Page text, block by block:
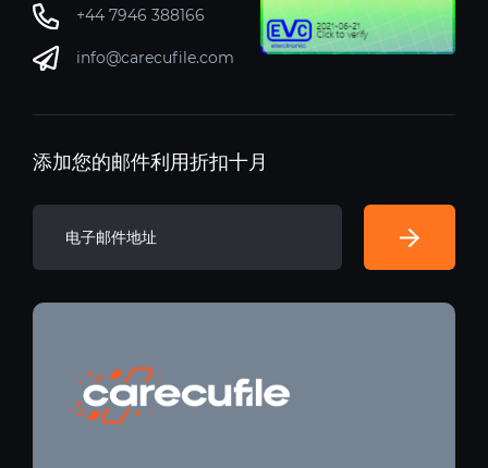
+44 7946 388166
info@carecufile.com
添加您的邮件利用折扣十月